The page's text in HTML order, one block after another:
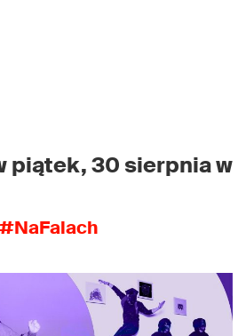
piątek, 30 sierpnia w